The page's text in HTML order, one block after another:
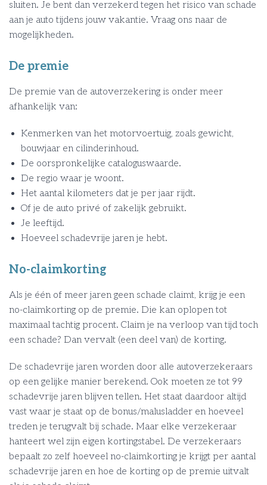
sluiten. Je bent dan verzekerd tegen het risico van schade
aan je auto tijdens jouw vakantie. Vraag ons naar de
mogelijkheden.
De premie
De premie van de autoverzekering is onder meer
afhankelijk van:
Kenmerken van het motorvoertuig, zoals gewicht,
bouwjaar en cilinderinhoud.
De oorspronkelijke cataloguswaarde.
De regio waar je woont.
Het aantal kilometers dat je per jaar rijdt.
Of je de auto privé of zakelijk gebruikt.
Je leeftijd.
Hoeveel schadevrije jaren je hebt.
No-claimkorting
Als je één of meer jaren geen schade claimt, krijg je een
no-claimkorting op de premie. Die kan oplopen tot
maximaal tachtig procent. Claim je na verloop van tijd toch
een schade? Dan vervalt (een deel van) de korting.
De schadevrije jaren worden door alle autoverzekeraars
op een gelijke manier berekend. Ook moeten ze tot 99
schadevrije jaren blijven tellen. Het staat daardoor altijd
vast waar je staat op de bonus/malusladder en hoeveel
treden je terugvalt bij schade. Maar elke verzekeraar
hanteert wel zijn eigen kortingstabel. De verzekeraars
bepaalt zo zelf hoeveel no-claimkorting je krijgt per aantal
schadevrije jaren en hoe de korting op de premie uitvalt